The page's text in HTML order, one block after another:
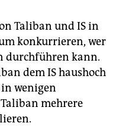
Taliban und IS in
konkurrieren, wer
durchführen kann.
dem IS haushoch
wenigen
mehrere